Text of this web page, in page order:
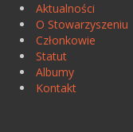
Aktualności
O Stowarzyszeniu
Członkowie
Statut
Albumy
Kontakt